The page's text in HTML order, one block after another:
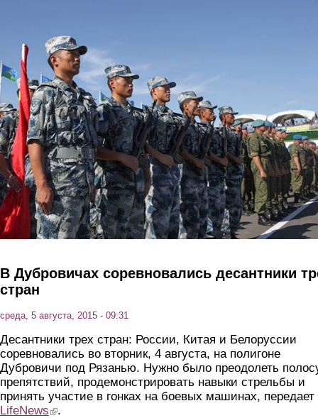
В Дубровичах соревновались десантники
стран
среда, 5 августа, 2015 - 09:31
Десантники трех стран: России, Китая и Белоруссии
соревновались во вторник, 4 августа, на полигоне
Дубровичи под Рязанью. Нужно было преодолеть
препятствий, продемонстрировать навыки стрельбы и
принять участие в гонках на боевых машинах, передает
LifeNews (link is external)
.